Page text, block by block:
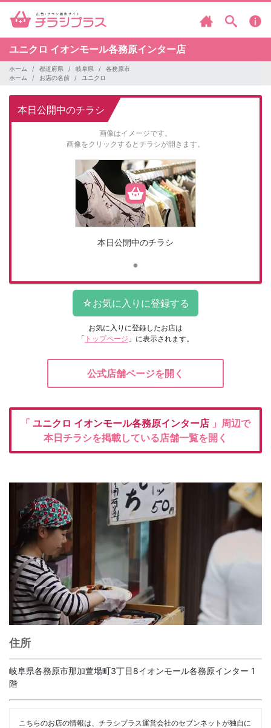
ユニクロ イオンモール各務原インター店
ホーム 都道府県 岐阜県
各務原市
ホーム
お店の名前 ユニクロ
本日公開中のチラシ
画像はイメージです。
画像をクリックするとチラシが開きます。
本日公開中のチラシ
お気に入りに登録したお店は
「 トップページ 」に表示されます。
公式店舗ページを開く
「 ユニクロ イオンモール各務原インター店 」周辺で
本日チラシを掲載している店舗一覧を開く
住所
岐阜県各務原市那加萱場町3丁目8イオンモール各務原インター 1
階
こちらのお店の情報は、チラシプラス運営会社のセブンネットが独自に